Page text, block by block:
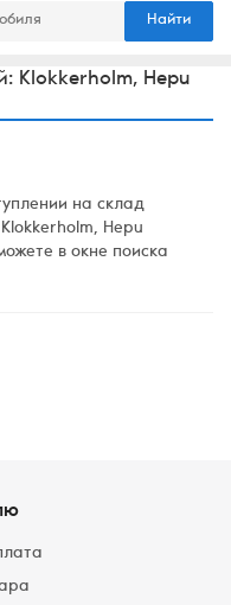
Найти
Klokkerholm, Hepu
на склад
Hepu
в окне поиска